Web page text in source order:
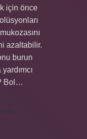
için önce
azaltabilir.
burun
Bol…